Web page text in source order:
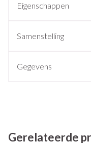
Eigenschappen
Samenstelling
Gegevens
Gerelateerde